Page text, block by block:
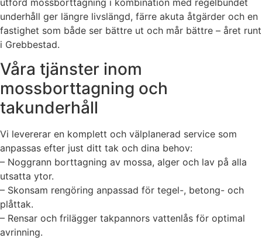
underhåll ger längre livslängd, färre akuta åtgärder och en
fastighet som både ser bättre ut och mår bättre – året runt
i Grebbestad.
Våra tjänster inom
mossborttagning och
takunderhåll
Vi levererar en komplett och välplanerad service som
anpassas efter just ditt tak och dina behov:
– Noggrann borttagning av mossa, alger och lav på alla
utsatta ytor.
– Skonsam rengöring anpassad för tegel-, betong- och
plåttak.
– Rensar och frilägger takpannors vattenlås för optimal
avrinning.